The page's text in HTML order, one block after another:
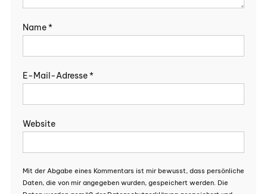
Name*
E-Mail-Adresse*
Website
Mit der Abgabe eines Kommentars ist mir bewusst, dass persönliche
Daten, die von mir angegeben wurden, gespeichert werden. Die